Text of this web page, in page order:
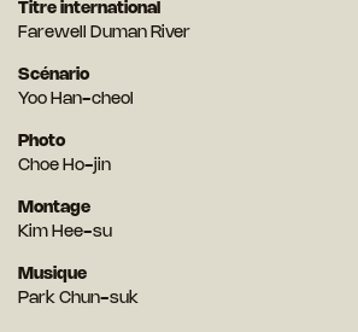
Titre international
Farewell Duman River
Scénario
Yoo Han-cheol
Photo
Choe Ho-jin
Montage
Kim Hee-su
Musique
Park Chun-suk